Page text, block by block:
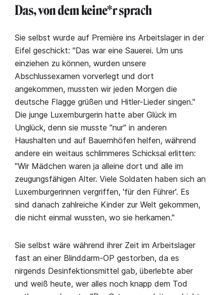
Das, von dem keine*r sprach
Sie selbst wurde auf Première ins Arbeitslager in der
Eifel geschickt: "Das war eine Sauerei. Um uns
einziehen zu können, wurden unsere
Abschlussexamen vorverlegt und dort
angekommen, mussten wir jeden Morgen die
deutsche Flagge grüßen und Hitler-Lieder singen."
Die junge Luxemburgerin hatte aber Glück im
Unglück, denn sie musste "nur" in anderen
Haushalten und auf Bauernhöfen helfen, während
andere ein weitaus schlimmeres Schicksal erlitten:
"Wir Mädchen waren ja alleine dort und alle im
zeugungsfähigen Alter. Viele Soldaten haben sich an
Luxemburgerinnen vergriffen, 'für den Führer'. Es
sind danach zahlreiche Kinder zur Welt gekommen,
die nicht einmal wussten, wo sie herkamen."
Sie selbst wäre während ihrer Zeit im Arbeitslager
fast an einer Blinddarm-OP gestorben, da es
nirgends Desinfektionsmittel gab, überlebte aber
und weiß heute, wer alles noch knapp dem Tod